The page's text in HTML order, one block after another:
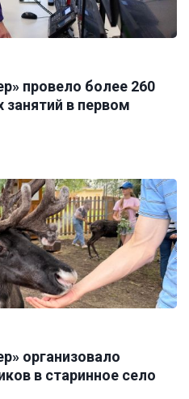
провело более 260
в первом
организовало
в старинное село